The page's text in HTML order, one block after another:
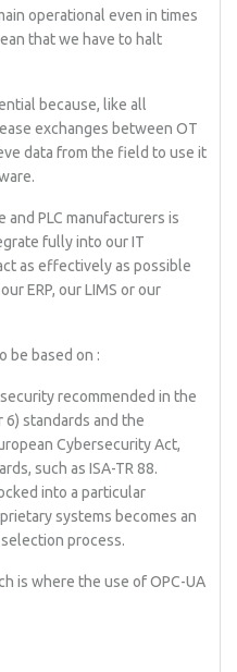
operational even in times
that we have to halt
because, like all
exchanges between OT
data from the field to use it
and PLC manufacturers is
fully into our IT
as effectively as possible
ERP, our LIMS or our
be based on :
recommended in the
6) standards and the
Cybersecurity Act,
such as ISA-TR 88.
into a particular
systems becomes an
process.
is where the use of OPC-UA